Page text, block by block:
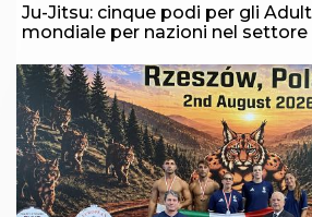
Ju-Jitsu: cinque podi per gli
mondiale per nazioni nel